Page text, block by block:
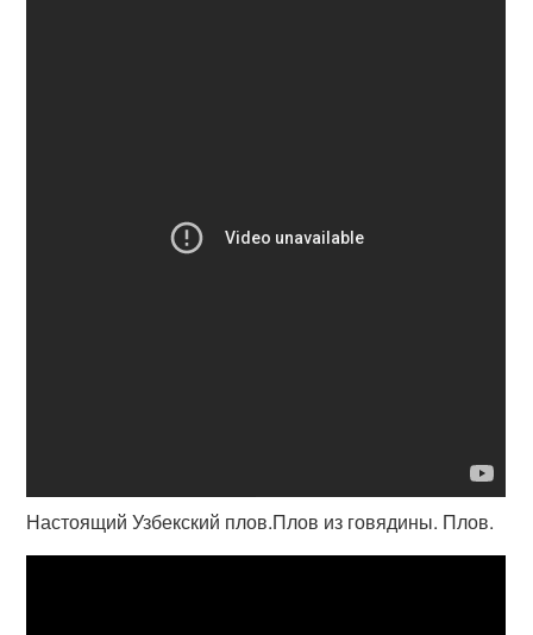
Настоящий Узбекский плов.Плов из говядины. Плов.